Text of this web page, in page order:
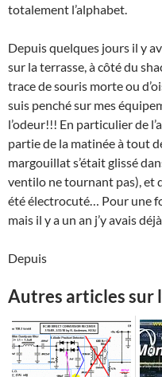
totalement l’alphabet.
Depuis quelques jours il y
sur la terrasse, à côté du
trace de souris morte ou
suis penché sur mes
l’odeur!!! En particulier de
partie de la matinée à tout
margouillat s’était glissé
ventilo ne tournant pas), et
été électrocuté… Pour une
mais il y a un an j’y avais
Depuis
Autres articles sur